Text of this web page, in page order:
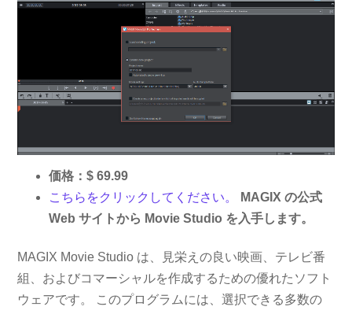
価格：$ 69.99
こちらをクリックしてください。
MAGIX の公式
Web サイトから Movie Studio を入手します。
MAGIX Movie Studio は、見栄えの良い映画、テレビ番
組、およびコマーシャルを作成するための優れたソフト
ウェアです。 このプログラムには、選択できる多数の